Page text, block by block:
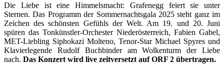
Die Liebe ist eine Himmelsmacht: Grafenegg feiert sie unter
Sternen. Das Programm der Sommernachtsgala 2025 steht ganz im
Zeichen des schönsten Gefühls der Welt. Am 19. und 20. Juni
spüren das Tonkünstler-Orchester Niederösterreich, Fabien Gabel,
MET-Liebling Siphokazi Molteno, Tenor-Star Michael Spyres und
Klavierlegende Rudolf Buchbinder am Wolkenturm der Liebe
nach. Das Konzert wird live zeitversetzt auf ORF 2 übertragen.